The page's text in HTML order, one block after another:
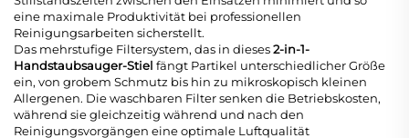
eine maximale Produktivität bei professionellen
Reinigungsarbeiten sicherstellt.
Das mehrstufige Filtersystem, das in dieses2-in-1-
Handstaubsauger-Stiel fängt Partikel unterschiedlicher Größe
ein, von grobem Schmutz bis hin zu mikroskopisch kleinen
Allergenen. Die waschbaren Filter senken die Betriebskosten,
während sie gleichzeitig während und nach den
Reinigungsvorgängen eine optimale Luftqualität